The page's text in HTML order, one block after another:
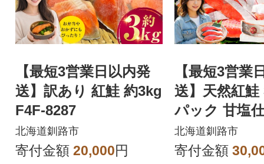
【最短3営業日以内発
送】訳あり 紅鮭 約3kg
F4F-8287
北海道釧路市
寄付金額 20,000円
【最短3営業
送】天然紅鮭
パック 甘塩
切り 3切れ
小分け
北海道釧路市
寄付金額